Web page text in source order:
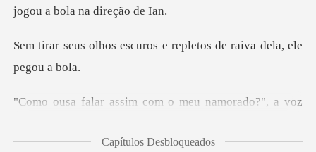
jo
uros e repletos de raiva
u namorado?", a voz
Capítulos Desbloqueados